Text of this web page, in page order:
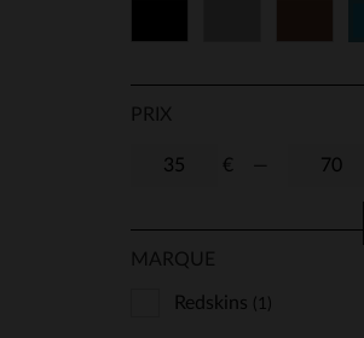
PRIX
€
MARQUE
Redskins (1)